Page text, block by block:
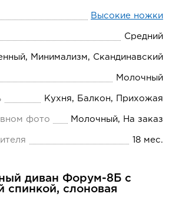
Высокие ножки
Средний
Минимализм, Скандинавский
Молочный
Кухня, Балкон, Прихожая
фото Молочный, На заказ
18 мес.
диван Форум-8Б с
спинкой, слоновая